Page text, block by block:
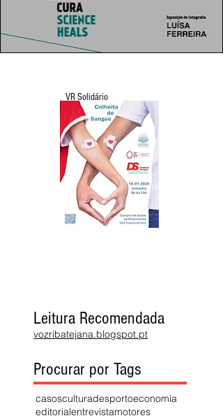
VR Solidário
Leitura Recomendada
vozribatejana.blogspot.pt
Procurar por Tags
casosculturadesportoeconomia
editorialentrevistamotores